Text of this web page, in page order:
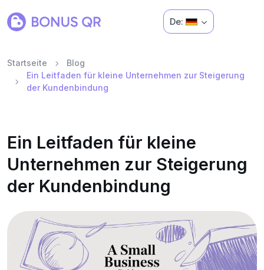
De:
Startseite
Blog
Ein Leitfaden für kleine Unternehmen zur Steigerung
der Kundenbindung
Ein Leitfaden für kleine
Unternehmen zur Steigerung
der Kundenbindung